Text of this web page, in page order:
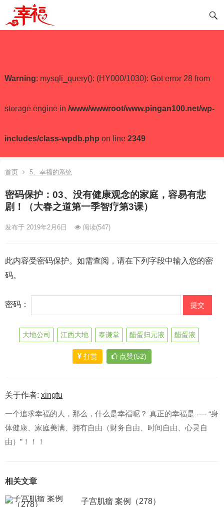
Warning: mysqli_query(): (HY000/1030): Got error 28 from
storage engine in /www/wwwroot/www.pingan100.net/wp-
includes/class-wpdb.php on line 2349
首页 5、幸福的系统
密码保护：03、没有健康观念的家庭，容易有悲
剧！（大春之道第一季智疗第3课）
发布于 2019年2月6日 阅读(547)
此内容受密码保护。如需查阅，请在下列字段中输入您的密
码。
密码：
大地公司 江西大地 泰谦堂 醋蛋归元液 醋蛋液
打赏 点赞(52)
关于作者: xingfu
一个追求幸福的人，那么，什么是幸福呢？ 真正的幸福是 ---- “身
体健康、家庭美满、拥有自由（财务自由、时间自由、心灵自
由）”！！！
相关文章
子宫肌瘤 案例（278）